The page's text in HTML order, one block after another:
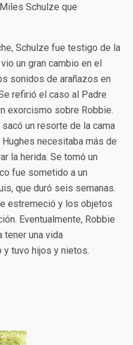
Schulze que
Schulze fue testigo de la
un gran cambio en el
sonidos de arañazos en
refirió el caso al Padre
exorcismo sobre Robbie.
un resorte de la cama
necesitaba más de
la herida. Se tomó un
fue sometido a un
que duró seis semanas.
estremeció y los objetos
Eventualmente, Robbie
tener una vida
y tuvo hijos y nietos.